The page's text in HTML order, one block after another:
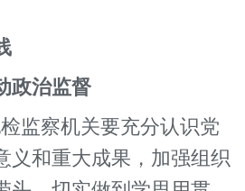
政治监督
察机关要充分认识党
义和重大成果，加强组织